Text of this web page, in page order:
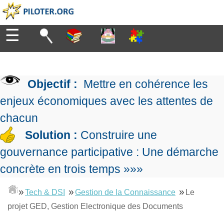
Diriger
de
l'entreprise
Démocratique
Conception
la
stratégie
de
Organiser
la
L'Excellence
Opérationnelle
Lean
expliqué
La
Manager
Manager
projets
Les
du
chef
Progresser
▶
Mesurer
la
performance
Tableau
Entreprendre
▶
De
Salarié→Entrepreneur
Se
former
☰
Objectif : Mettre en cohérence les
enjeux économiques avec les attentes de
chacun
Solution : Construire une
gouvernance participative : Une démarche
concrète en trois temps »»»
»Tech & DSI »Gestion de la Connaissance » Le
projet GED, Gestion Electronique des Documents